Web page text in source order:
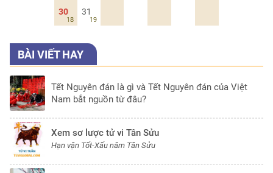
30
18
31
19
BÀI VIẾT HAY
Tết Nguyên đán là gì và Tết Nguyên đán của Việt
Nam bắt nguồn từ đâu?
Xem sơ lược tử vi Tân Sửu
Hạn vận Tốt-Xấu năm Tân Sửu